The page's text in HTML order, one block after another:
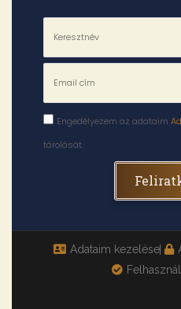
Engedélyezem az adataim
tárolását.
Adataim kezelése